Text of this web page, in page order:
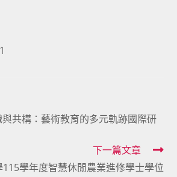
與共構：藝術教育的多元軌跡國際研
下一篇文章
115學年度智慧休閒農業進修學士學位